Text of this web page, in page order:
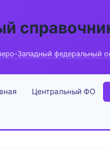
Западный федеральный
Центральный ФО